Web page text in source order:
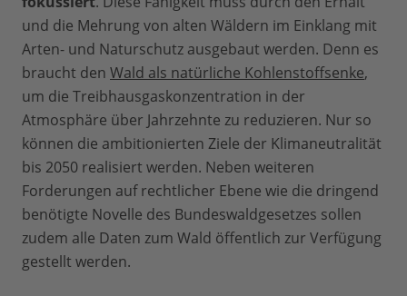
und die Mehrung von alten Wäldern im Einklang mit
Arten- und Naturschutz ausgebaut werden. Denn es
braucht den Wald als natürliche Kohlenstoffsenke,
um die Treibhausgaskonzentration in der
Atmosphäre über Jahrzehnte zu reduzieren. Nur so
können die ambitionierten Ziele der Klimaneutralität
bis 2050 realisiert werden. Neben weiteren
Forderungen auf rechtlicher Ebene wie die dringend
benötigte Novelle des Bundeswaldgesetzes sollen
zudem alle Daten zum Wald öffentlich zur Verfügung
gestellt werden.